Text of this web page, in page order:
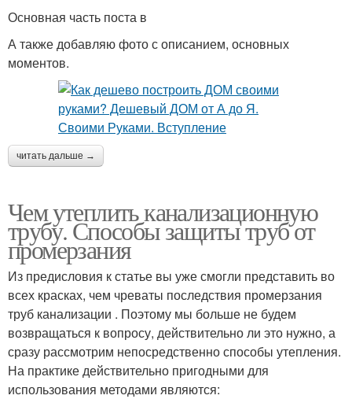
Основная часть поста в
А также добавляю фото с описанием, основных
моментов.
читать дальше →
Чем утеплить канализационную
трубу. Способы защиты труб от
промерзания
Из предисловия к статье вы уже смогли представить во
всех красках, чем чреваты последствия промерзания
труб канализации . Поэтому мы больше не будем
возвращаться к вопросу, действительно ли это нужно, а
сразу рассмотрим непосредственно способы утепления.
На практике действительно пригодными для
использования методами являются: